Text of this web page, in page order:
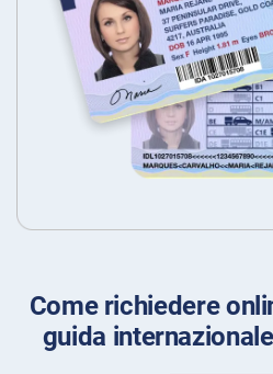
Come richiedere
guida